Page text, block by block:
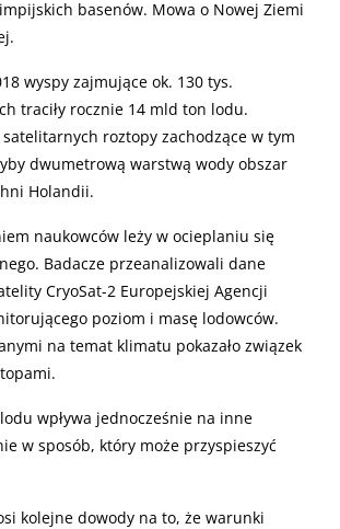
basenów. Mowa o Nowej Ziemi
wyspy zajmujące ok. 130 tys.
traciły rocznie 14 mld ton lodu.
satelitarnych roztopy zachodzące w tym
dwumetrową warstwą wody obszar
Holandii.
naukowców leży w ocieplaniu się
Badacze przeanalizowali dane
CryoSat-2 Europejskiej Agencji
poziom i masę lodowców.
na temat klimatu pokazało związek
wpływa jednocześnie na inne
w sposób, który może przyspieszyć
kolejne dowody na to, że warunki